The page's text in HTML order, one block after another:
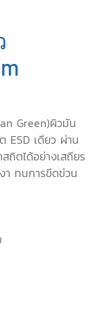
Green)ผิวมัน
ESD เดียว ผ่าน
ถิตได้อย่างเสถียร
า ทนการขีดข่วน